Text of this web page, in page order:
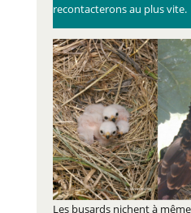
recontacterons au plus vite.
Les busards nichent à